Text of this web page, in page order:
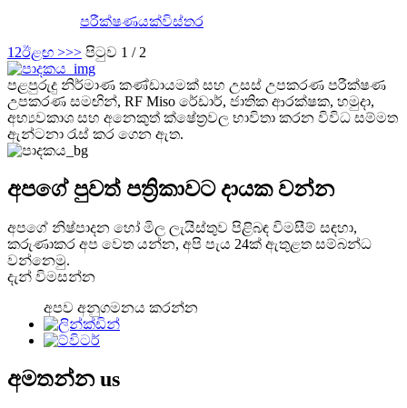
පරීක්ෂණයක්විස්තර
1 2ඊළඟ >>> පිටුව 1 / 2
පළපුරුදු නිර්මාණ කණ්ඩායමක් සහ උසස් උපකරණ පරීක්ෂණ
උපකරණ සමඟින්, RF Miso රේඩාර්, ජාතික ආරක්ෂක, හමුදා,
අභ්‍යවකාශ සහ අනෙකුත් ක්ෂේත්‍රවල භාවිතා කරන විවිධ සම්මත
ඇන්ටනා රැස් කර ගෙන ඇත.
අපගේ පුවත් පත්‍රිකාවට දායක වන්න
අපගේ නිෂ්පාදන හෝ මිල ලැයිස්තුව පිළිබඳ විමසීම් සඳහා,
කරුණාකර අප වෙත යන්න, අපි පැය 24ක් ඇතුළත සම්බන්ධ
වන්නෙමු.
දැන් විමසන්න
අපව අනුගමනය කරන්න
අමතන්නus